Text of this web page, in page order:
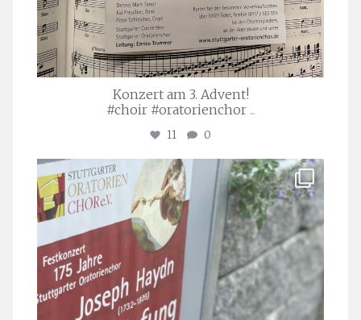
Konzert am 3. Advent!
#choir #oratorienchor ...
11 0
stuttgarter_oratorienchor
Juli 23